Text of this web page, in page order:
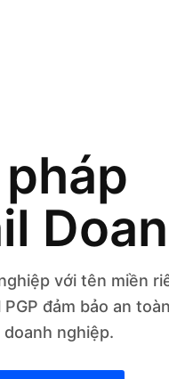
với tên miền
PGP đảm bảo an
nghiệp.